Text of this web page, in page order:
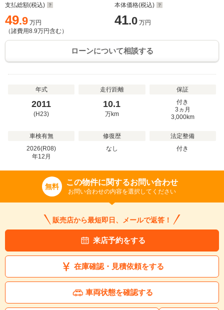
支払総額(税込)
49.9 万円
（諸費用8.9万円含む）
本体価格(税込)
41.0 万円
ローンについて相談する
年式
2011
(H23)
走行距離
10.1
万km
保証
付き
3ヵ月
3,000km
車検有無
2026(R08)
年12 月
修復歴
なし
法定整備
付き
無料 この物件に関するお問い合わせ
お問い合わせの内容を選択してください
販売店から最短即日、メールで返答！
来店予約をする
在庫確認・見積依頼をする
車両状態を確認する